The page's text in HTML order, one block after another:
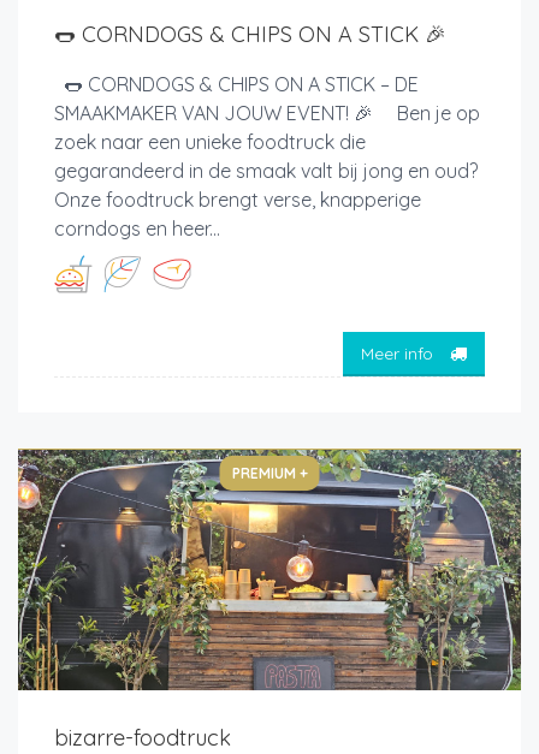
🌭 CORNDOGS & CHIPS ON A STICK 🎉
🌭 CORNDOGS & CHIPS ON A STICK – DE
SMAAKMAKER VAN JOUW EVENT! 🎉 Ben je op
zoek naar een unieke foodtruck die
gegarandeerd in de smaak valt bij jong en oud?
Onze foodtruck brengt verse, knapperige
corndogs en heer...
Meer info
PREMIUM +
bizarre-foodtruck